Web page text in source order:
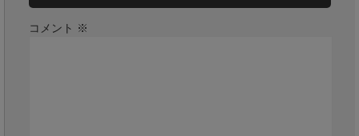
コメント ※